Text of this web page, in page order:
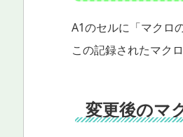
A1のセルに「マクロ
この記録されたマク
変更後のマ